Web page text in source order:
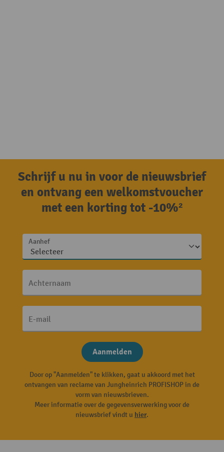
Schrijf u nu in voor de nieuwsbrief
en ontvang een welkomstvoucher
met een korting tot -10%²
Aanhef
Achternaam
E-mail
Aanmelden
Door op "Aanmelden" te klikken, gaat u akkoord met het
ontvangen van reclame van Jungheinrich PROFISHOP in de
vorm van nieuwsbrieven.
Meer informatie over de gegevensverwerking voor de
nieuwsbrief vindt u hier.